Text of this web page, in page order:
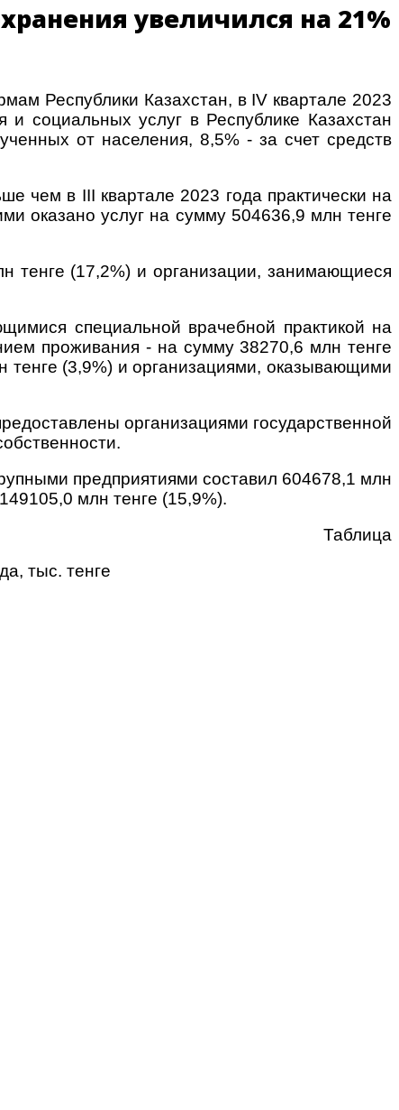
увеличился на 21%
Республики Казахстан, в IV квартале 2023
и социальных услуг в Республике Казахстан
от населения, 8,5% - за счет средств
чем в III квартале 2023 года практически на
оказано услуг на сумму 504636,9 млн тенге
тенге (17,2%) и организации, занимающиеся
специальной врачебной практикой на
проживания - на сумму 38270,6 млн тенге
тенге (3,9%) и организациями, оказывающими
организациями государственной
предприятиями составил 604678,1 млн
млн тенге (15,9%).
Таблица
тыс. тенге